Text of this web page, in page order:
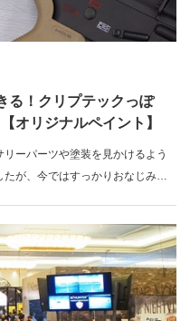
る！クリプテックっぽ
オリジナルペイント】
ーパーツや塗装を見かけるよう
が、今ではすっかりおなじみ、